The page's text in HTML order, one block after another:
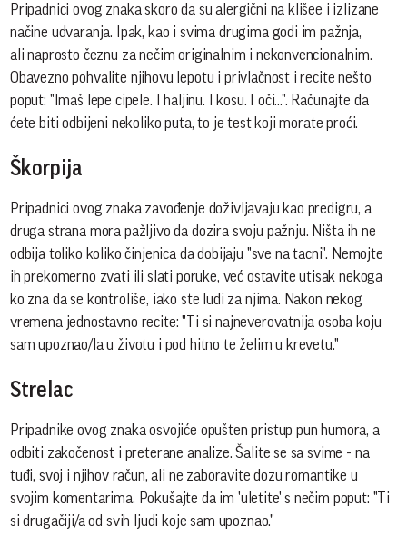
Pripadnici ovog znaka skoro da su alergični na klišee i izlizane
načine udvaranja. Ipak, kao i svima drugima godi im pažnja,
ali naprosto čeznu za nečim originalnim i nekonvencionalnim.
Obavezno pohvalite njihovu lepotu i privlačnost i recite nešto
poput: "Imaš lepe cipele. I haljinu. I kosu. I oči...". Računajte da
ćete biti odbijeni nekoliko puta, to je test koji morate proći.
Škorpija
Pripadnici ovog znaka zavođenje doživljavaju kao predigru, a
druga strana mora pažljivo da dozira svoju pažnju. Ništa ih ne
odbija toliko koliko činjenica da dobijaju "sve na tacni". Nemojte
ih prekomerno zvati ili slati poruke, već ostavite utisak nekoga
ko zna da se kontroliše, iako ste ludi za njima. Nakon nekog
vremena jednostavno recite: "Ti si najneverovatnija osoba koju
sam upoznao/la u životu i pod hitno te želim u krevetu."
Strelac
Pripadnike ovog znaka osvojiće opušten pristup pun humora, a
odbiti zakočenost i preterane analize. Šalite se sa svime - na
tuđi, svoj i njihov račun, ali ne zaboravite dozu romantike u
svojim komentarima. Pokušajte da im 'uletite' s nečim poput: "Ti
si drugačiji/a od svih ljudi koje sam upoznao."